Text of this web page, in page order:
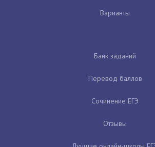
Варианты
Банк заданий
Перевод баллов
Сочинение ЕГЭ
Отзывы